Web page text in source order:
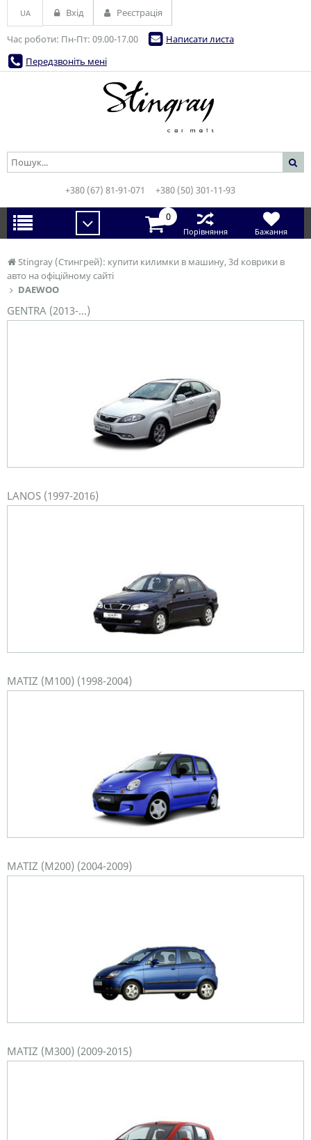
Stingray (Стингрей): купити килимки в машину, 3d коврики в
авто на офіційному сайті
DAEWOO
GENTRA (2013-...)
LANOS (1997-2016)
MATIZ (M100) (1998-2004)
MATIZ (M200) (2004-2009)
MATIZ (M300) (2009-2015)
Час роботи: Пн-Пт: 09.00-17.00
Написати листа
Передзвоніть мені
UA Вхід Реєстрація
+380 (67) 81-91-071 +380 (50) 301-11-93
0
Порівняння Бажання